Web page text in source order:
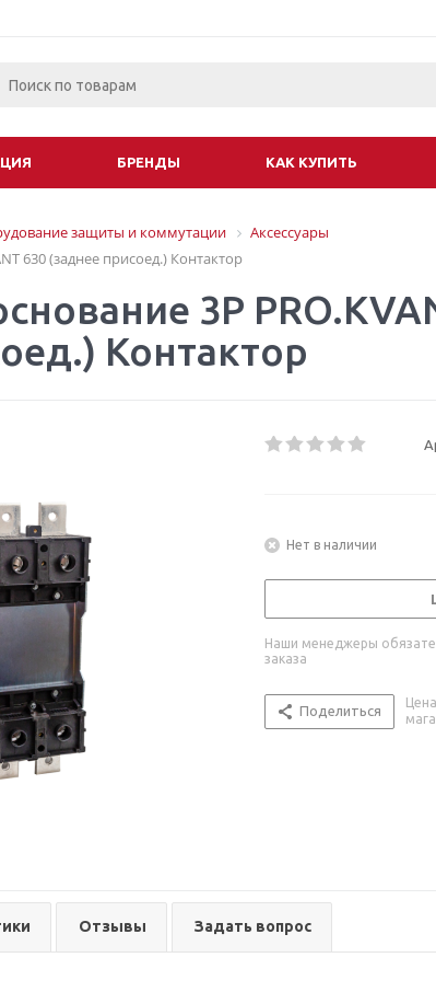
БРЕНДЫ КАК КУПИТЬ
защиты и коммутации
Аксессуары
630 (заднее присоед.) Контактор
3P
Контактор
Нет в наличии
Наши менеджеры
заказа
Поделиться
Отзывы Задать вопрос